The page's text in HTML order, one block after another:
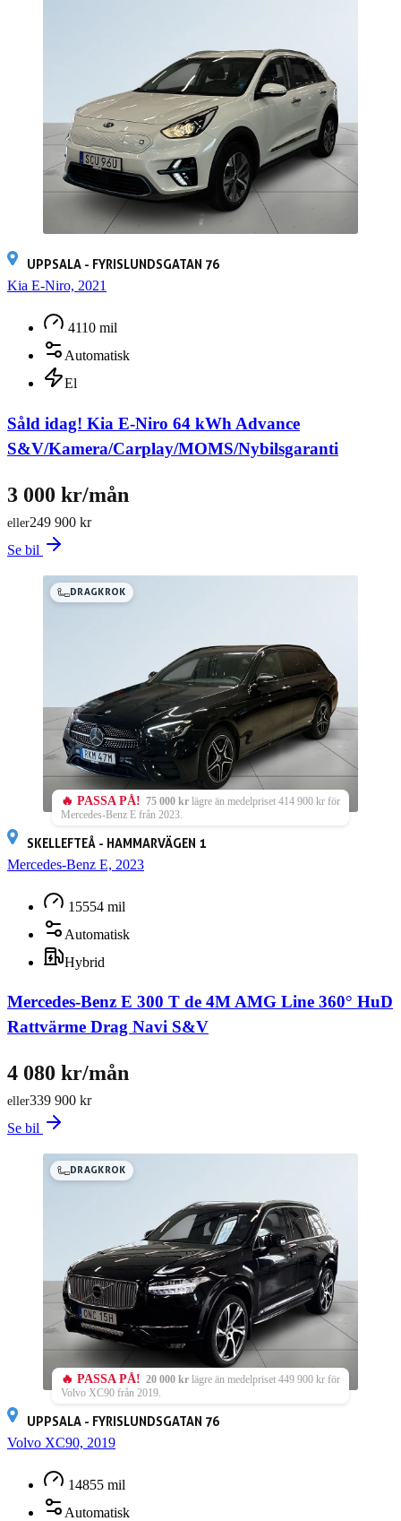
UPPSALA - FYRISLUNDSGATAN 76
Kia E-Niro, 2021
4110 mil
Automatisk
El
Såld idag! Kia E-Niro 64 kWh Advance
S&V/Kamera/Carplay/MOMS/Nybilsgaranti
249 900 kr
eller
3 000 kr/mån
Se bil
DRAGKROK
🔥 PASSA PÅ! 75 000 kr lägre än medelpriset 414 900 kr för
Mercedes-Benz E från 2023.
SKELLEFTEÅ - HAMMARVÄGEN 1
Mercedes-Benz E, 2023
15554 mil
Automatisk
Hybrid
Mercedes-Benz E 300 T de 4M AMG Line 360° HuD
Rattvärme Drag Navi S&V
339 900 kr
eller
4 080 kr/mån
Se bil
DRAGKROK
🔥 PASSA PÅ! 20 000 kr lägre än medelpriset 449 900 kr för
Volvo XC90 från 2019.
UPPSALA - FYRISLUNDSGATAN 76
Volvo XC90, 2019
14855 mil
Automatisk